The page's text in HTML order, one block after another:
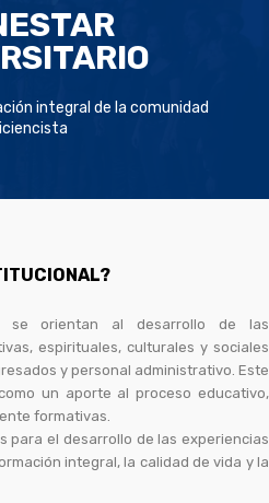
integral de la comunidad
se orientan al desarrollo de las
espirituales, culturales y sociales
y personal administrativo. Este
un aporte al proceso educativo,
formativas.
para el desarrollo de las experiencias
integral, la calidad de vida y la